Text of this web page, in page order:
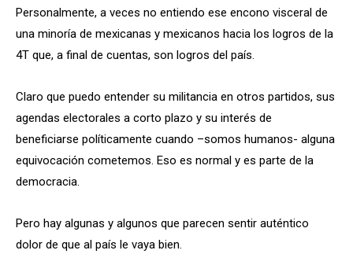
Personalmente, a veces no entiendo ese encono visceral de
una minoría de mexicanas y mexicanos hacia los logros de la
4T que, a final de cuentas, son logros del país.
Claro que puedo entender su militancia en otros partidos, sus
agendas electorales a corto plazo y su interés de
beneficiarse políticamente cuando –somos humanos- alguna
equivocación cometemos. Eso es normal y es parte de la
democracia.
Pero hay algunas y algunos que parecen sentir auténtico
dolor de que al país le vaya bien.